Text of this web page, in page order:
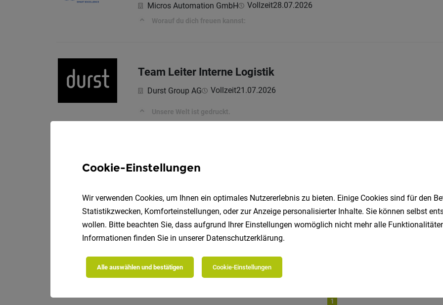
Micros Automation GmbH Vollzeit28.07.2026
Worauf du dich freuen kannst:
Team Leiter Interne Logistik
Durst Group AG Vollzeit21.07.2026
Unsere Welt ist gedruckt.
Konverto AG Vollzeit
Mechatroniker / Elektrofachkraft (m/w/d)
Aufgaben:
1
Cookie-Einstellungen
Wir verwenden Cookies, um Ihnen ein optimales Nutzererlebnis zu bieten. Einige Cookies sind für den
Statistikzwecken, Komforteinstellungen, oder zur Anzeige personalisierter Inhalte. Sie können selbst
wollen. Bitte beachten Sie, dass aufgrund Ihrer Einstellungen womöglich nicht mehr alle
Informationen finden Sie in unserer Datenschutzerklärung.
Alle auswählen und bestätigen Cookie-Einstellungen